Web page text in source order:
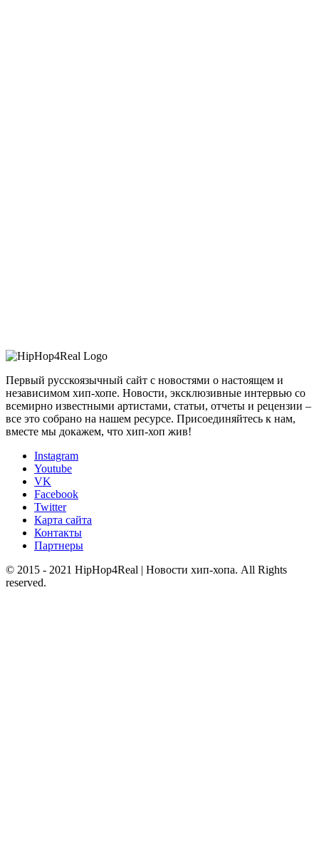
Первый русскоязычный сайт с новостями о настоящем и
независимом хип-хопе. Новости, эксклюзивные интервью со
всемирно известными артистами, статьи, отчеты и рецензии –
все это собрано на нашем ресурсе. Присоединяйтесь к нам,
вместе мы докажем, что хип-хоп жив!
Instagram
Youtube
VK
Facebook
Twitter
Карта сайта
Контакты
Партнеры
© 2015 - 2021 HipHop4Real | Новости хип-хопа. All Rights
reserved.